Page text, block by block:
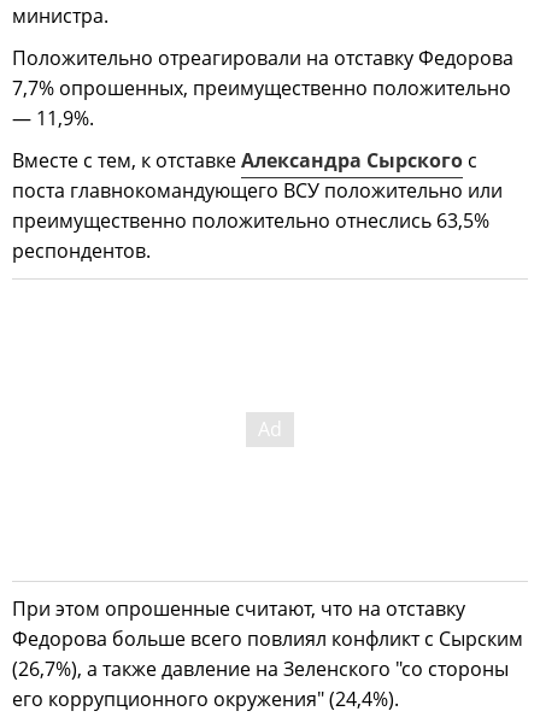
министра.
Положительно отреагировали на отставку Федорова
7,7% опрошенных, преимущественно положительно
— 11,9%.
Вместе с тем, к отставкеАлександра Сырского с
поста главнокомандующего ВСУ положительно или
преимущественно положительно отнеслись 63,5%
респондентов.
При этом опрошенные считают, что на отставку
Федорова больше всего повлиял конфликт с Сырским
(26,7%), а также давление на Зеленского "со стороны
его коррупционного окружения" (24,4%).